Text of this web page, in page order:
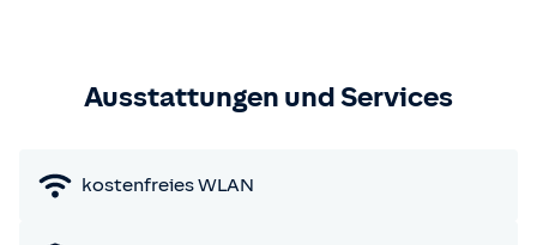
Ausstattungen und Services
kostenfreies WLAN